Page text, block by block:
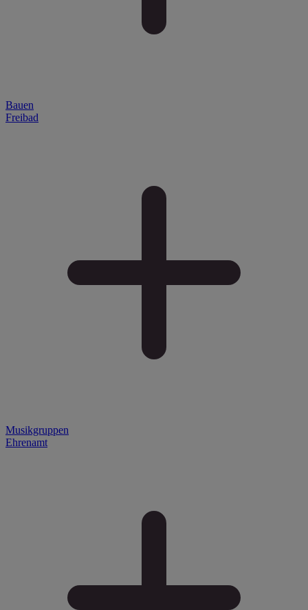
Bauen
Freibad
Musikgruppen
Ehrenamt